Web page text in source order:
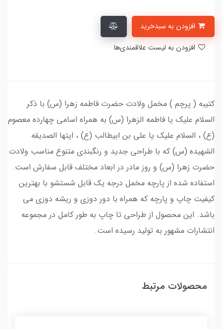
کتیبه ( پرچم ) مخمل ولادت حضرت فاطمه زهرا (س) با ذکر
السلام علیک یا فاطمه الزهرا (س) به همراه اسامی چهارده معصوم
(ع) ، السلام علیک یا علی بن ابیطالب (ع) ، ایتها الصدیقه
الشهیده (س) که با طراحی جدید و رنگبندی متنوع مناسب ولادت
حضرت زهرا (س) و روز مادر در ابعاد مختلف قابل سفارش است.
استفاده شده از پارچه مخمل درجه یک قابل شستشو با بهترین
کیفیت چاپ و پارچه که همراه با دور دوزی و ریشه دوزی می
باشد. این محصول از طراحی تا چاپ به طور کامل در مجموعه
انتشارات مشهور به تولید رسیده است.
محصولات مرتبط